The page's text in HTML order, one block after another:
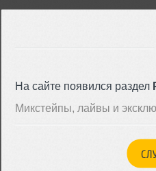
На сайте появился раздел
Микстейпы, лайвы и